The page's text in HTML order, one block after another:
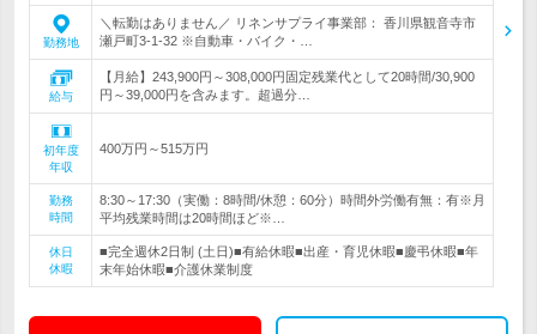
勤務地
＼転勤はありません／ リネンサプライ事業部： 香川県観音寺市
瀬戸町3-1-32 ※自動車・バイク・…
給与
【月給】243,900円～308,000円固定残業代として20時間/30,900
円～39,000円を含みます。超過分…
初年度
年収
400万円～515万円
勤務
時間
8:30～17:30（実働：8時間/休憩：60分）時間外労働有無：有※月
平均残業時間は20時間ほど※…
休日
休暇
■完全週休2日制 (土日)■有給休暇■出産・育児休暇■慶弔休暇■年
末年始休暇■介護休業制度